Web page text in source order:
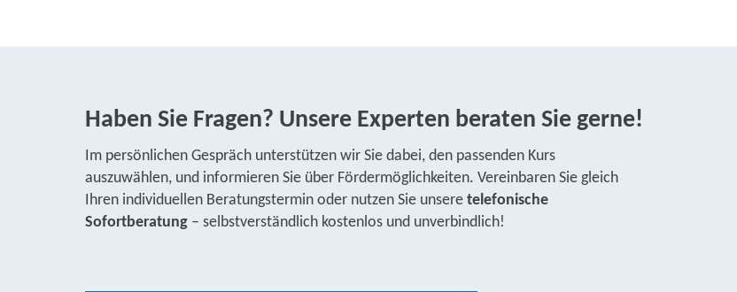
Haben Sie Fragen? Unsere Experten beraten Sie gerne!
Im persönlichen Gespräch unterstützen wir Sie dabei, den passenden Kurs
auszuwählen, und informieren Sie über Fördermöglichkeiten. Vereinbaren Sie gleich
Ihren individuellen Beratungstermin oder nutzen Sie unsere telefonische
Sofortberatung – selbstverständlich kostenlos und unverbindlich!